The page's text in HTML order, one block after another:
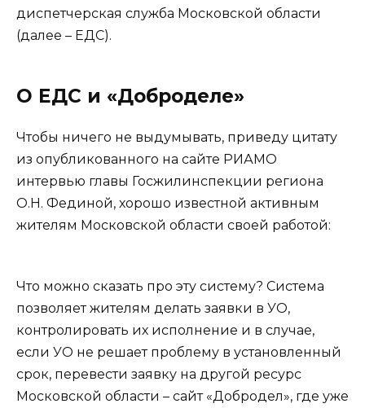
диспетчерская служба Московской области
(далее – ЕДС).
О ЕДС и «Доброделе»
Чтобы ничего не выдумывать, приведу цитату
из опубликованного на сайте РИАМО
интервью главы Госжилинспекции региона
О.Н. Фединой, хорошо известной активным
жителям Московской области своей работой:
Что можно сказать про эту систему? Система
позволяет жителям делать заявки в УО,
контролировать их исполнение и в случае,
если УО не решает проблему в установленный
срок, перевести заявку на другой ресурс
Московской области – сайт «Добродел», где уже